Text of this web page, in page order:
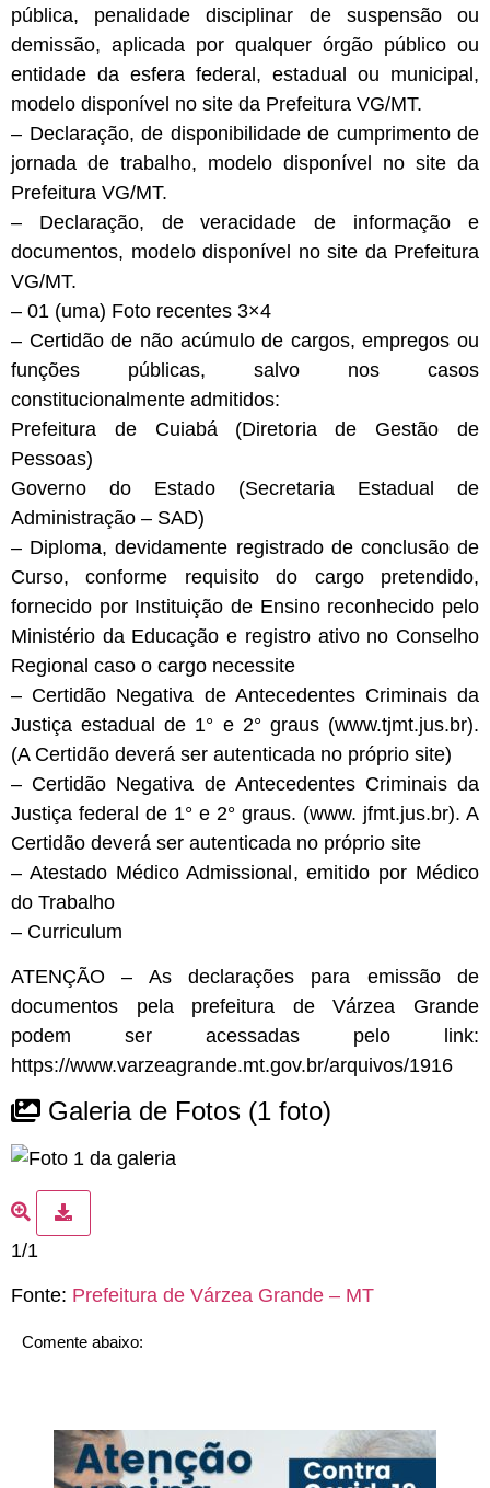
pública, penalidade disciplinar de suspensão ou
demissão, aplicada por qualquer órgão público ou
entidade da esfera federal, estadual ou municipal,
modelo disponível no site da Prefeitura VG/MT.
– Declaração, de disponibilidade de cumprimento de
jornada de trabalho, modelo disponível no site da
Prefeitura VG/MT.
– Declaração, de veracidade de informação e
documentos, modelo disponível no site da Prefeitura
VG/MT.
– 01 (uma) Foto recentes 3×4
– Certidão de não acúmulo de cargos, empregos ou
funções públicas, salvo nos casos
constitucionalmente admitidos:
Prefeitura de Cuiabá (Diretoria de Gestão de
Pessoas)
Governo do Estado (Secretaria Estadual de
Administração – SAD)
– Diploma, devidamente registrado de conclusão de
Curso, conforme requisito do cargo pretendido,
fornecido por Instituição de Ensino reconhecido pelo
Ministério da Educação e registro ativo no Conselho
Regional caso o cargo necessite
– Certidão Negativa de Antecedentes Criminais da
Justiça estadual de 1° e 2° graus (www.tjmt.jus.br).
(A Certidão deverá ser autenticada no próprio site)
– Certidão Negativa de Antecedentes Criminais da
Justiça federal de 1° e 2° graus. (www. jfmt.jus.br). A
Certidão deverá ser autenticada no próprio site
– Atestado Médico Admissional, emitido por Médico
do Trabalho
– Curriculum
ATENÇÃO – As declarações para emissão de
documentos pela prefeitura de Várzea Grande
podem ser acessadas pelo link:
https://www.varzeagrande.mt.gov.br/arquivos/1916
Galeria de Fotos (1 foto)
1/1
Fonte: Prefeitura de Várzea Grande – MT
Comente abaixo: